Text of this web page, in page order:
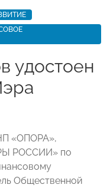
удостоен
«ОПОРА»,
РОССИИ» по
Общественной